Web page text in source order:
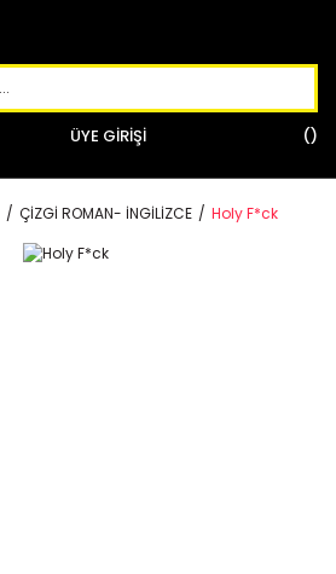
ÜYE GİRİŞİ
ÇİZGİ ROMAN- İNGİLİZCE Holy F*ck